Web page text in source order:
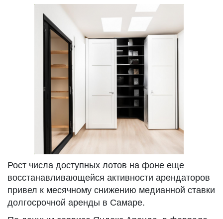
Рост числа доступных лотов на фоне еще
восстанавливающейся активности арендаторов
привел к месячному снижению медианной ставки
долгосрочной аренды в Самаре.